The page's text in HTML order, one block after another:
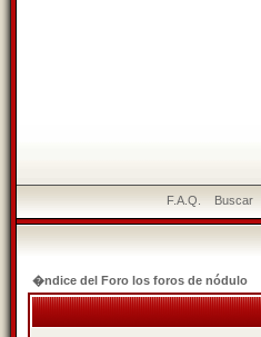
F.A.Q. Buscar
�ndice del Foro los foros de nódulo